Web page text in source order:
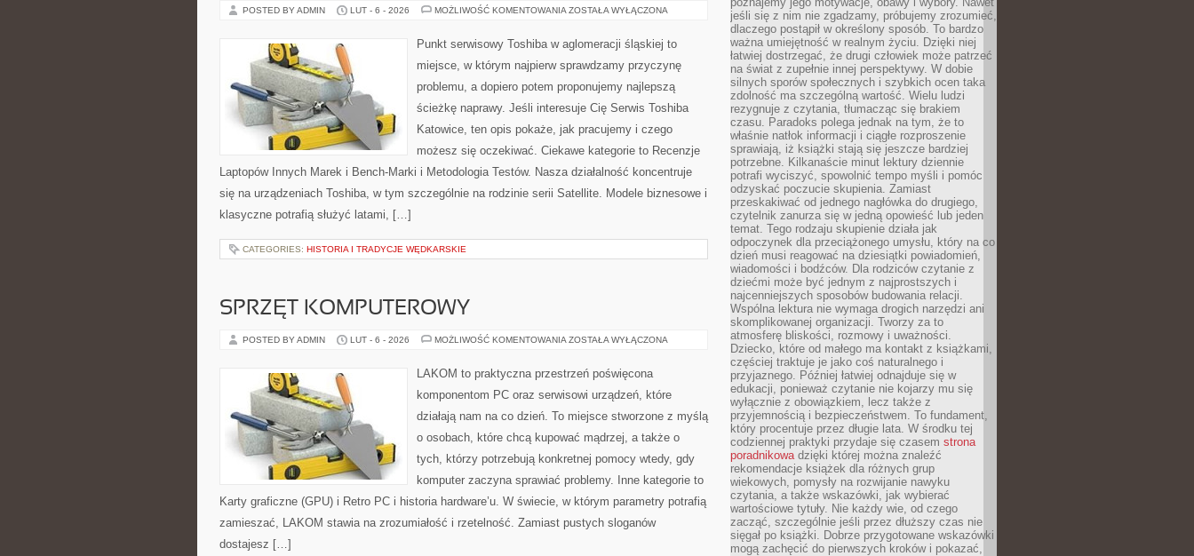
POSTED BY ADMIN LUT - 6 - 2026 MOŻLIWOŚĆ KOMENTOWANIA EKOLOGIA
ELEKTRONIKA
ZOSTAŁA WYŁĄCZONA
Punkt serwisowy Toshiba w aglomeracji śląskiej to
miejsce, w którym najpierw sprawdzamy przyczynę
problemu, a dopiero potem proponujemy najlepszą
ścieżkę naprawy. Jeśli interesuje Cię Serwis Toshiba
Katowice, ten opis pokaże, jak pracujemy i czego
możesz się oczekiwać. Ciekawe kategorie to Recenzje
Laptopów Innych Marek i Bench-Marki i Metodologia Testów. Nasza działalność koncentruje
się na urządzeniach Toshiba, w tym szczególnie na rodzinie serii Satellite. Modele biznesowe i
klasyczne potrafią służyć latami, […]
CATEGORIES: HISTORIA I TRADYCJE WĘDKARSKIE
SPRZĘT KOMPUTEROWY
POSTED BY ADMIN LUT - 6 - 2026 MOŻLIWOŚĆ KOMENTOWANIA SPRZĘT
ZOSTAŁA WYŁĄCZONA
LAKOM to praktyczna przestrzeń poświęcona
komponentom PC oraz serwisowi urządzeń, które
działają nam na co dzień. To miejsce stworzone z myślą
o osobach, które chcą kupować mądrzej, a także o
tych, którzy potrzebują konkretnej pomocy wtedy, gdy
komputer zaczyna sprawiać problemy. Inne kategorie to
Karty graficzne (GPU) i Retro PC i historia hardware’u. W świecie, w którym parametry potrafią
zamieszać, LAKOM stawia na zrozumiałość i rzetelność. Zamiast pustych sloganów
dostajesz […]
jeśli się z nim nie zgadzamy, próbujemy zrozumieć,
dlaczego postąpił w określony sposób. To bardzo
ważna umiejętność w realnym życiu. Dzięki niej
łatwiej dostrzegać, że drugi człowiek może patrzeć
na świat z zupełnie innej perspektywy. W dobie
silnych sporów społecznych i szybkich ocen taka
zdolność ma szczególną wartość. Wielu ludzi
rezygnuje z czytania, tłumacząc się brakiem
czasu. Paradoks polega jednak na tym, że to
właśnie natłok informacji i ciągłe rozproszenie
sprawiają, iż książki stają się jeszcze bardziej
potrzebne. Kilkanaście minut lektury dziennie
potrafi wyciszyć, spowolnić tempo myśli i pomóc
odzyskać poczucie skupienia. Zamiast
przeskakiwać od jednego nagłówka do drugiego,
czytelnik zanurza się w jedną opowieść lub jeden
temat. Tego rodzaju skupienie działa jak
odpoczynek dla przeciążonego umysłu, który na co
dzień musi reagować na dziesiątki powiadomień,
wiadomości i bodźców. Dla rodziców czytanie z
dziećmi może być jednym z najprostszych i
najcenniejszych sposobów budowania relacji.
Wspólna lektura nie wymaga drogich narzędzi ani
skomplikowanej organizacji. Tworzy za to
atmosferę bliskości, rozmowy i uważności.
Dziecko, które od małego ma kontakt z książkami,
częściej traktuje je jako coś naturalnego i
przyjaznego. Później łatwiej odnajduje się w
edukacji, ponieważ czytanie nie kojarzy mu się
wyłącznie z obowiązkiem, lecz także z
przyjemnością i bezpieczeństwem. To fundament,
który procentuje przez długie lata. W środku tej
codziennej praktyki przydaje się czasem strona
poradnikowadzięki której można znaleźć
rekomendacje książek dla różnych grup
wiekowych, pomysły na rozwijanie nawyku
czytania, a także wskazówki, jak wybierać
wartościowe tytuły. Nie każdy wie, od czego
zacząć, szczególnie jeśli przez dłuższy czas nie
sięgał po książki. Dobrze przygotowane wskazówki
mogą zachęcić do pierwszych kroków i pokazać,